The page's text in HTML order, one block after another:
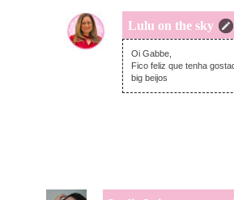
Lulu on the sky
terça-
Oi Gabbe,
Fico feliz que tenha
big beijos